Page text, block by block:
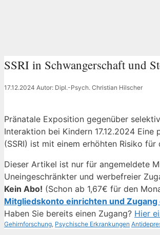
SSRI in Schwangerschaft und
17.12.2024 Autor: Dipl.-Psych. Christian Hilscher
Pränatale Exposition gegenüber
Interaktion bei Kindern 17.12.2024
(SSRI) ist mit einem erhöhten Risiko für
Dieser Artikel ist nur für angemeldete
Uneingeschränkter und werbefreier
Kein Abo! (Schon ab 1,67€ für den
Mitgliedskonto einrichten und
Haben Sie bereits einen Zugang? Hier
Kategorien
Gehirnforschung Psychische Erkrankungen